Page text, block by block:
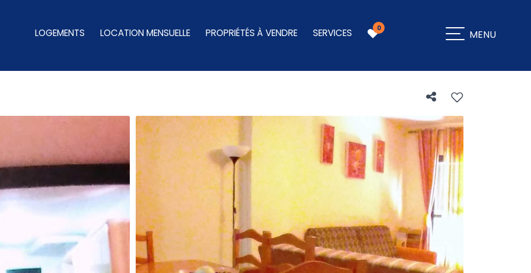
LOGEMENTS LOCATION MENSUELLE PROPRIÉTÉS À VENDRE SERVICES 0 MENU